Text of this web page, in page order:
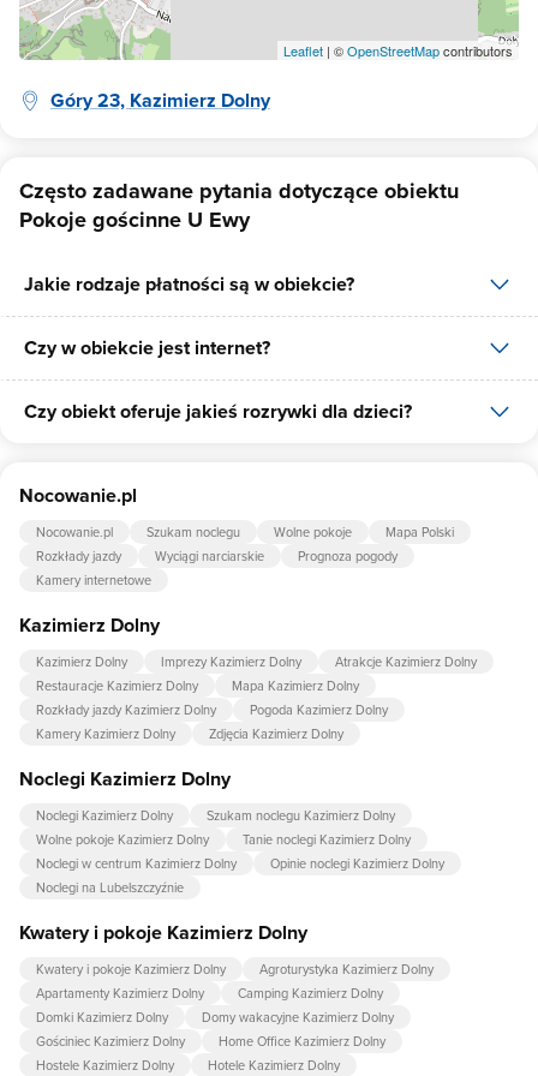
Leaflet | ©OpenStreetMapcontributors
Góry 23, Kazimierz Dolny
Często zadawane pytania dotyczące obiektu
Pokoje gościnne U Ewy
Jakie rodzaje płatności są w obiekcie?
W obiekcie dostępne są następujące formy płatności: gotówka,
płatność przelewem.
Czy w obiekcie jest internet?
Tak, Pokoje gościnne U Ewy udostępnia dla swoich gości internet.
Czy obiekt oferuje jakieś rozrywki dla dzieci?
piaskownica.
Nocowanie.pl
Nocowanie.pl Szukam noclegu Wolne pokoje
Mapa Polski
Rozkłady jazdy
Wyciągi narciarskie
Prognoza pogody
Kamery internetowe
Kazimierz Dolny
Kazimierz Dolny Imprezy Kazimierz Dolny
Atrakcje Kazimierz Dolny
Restauracje Kazimierz Dolny
Mapa Kazimierz Dolny
Rozkłady jazdy Kazimierz Dolny
Pogoda Kazimierz Dolny
Kamery Kazimierz Dolny
Zdjęcia Kazimierz Dolny
Noclegi Kazimierz Dolny
Noclegi Kazimierz Dolny
Szukam noclegu Kazimierz Dolny
Wolne pokoje Kazimierz Dolny
Tanie noclegi Kazimierz Dolny
Noclegi w centrum Kazimierz Dolny
Opinie noclegi Kazimierz Dolny
Noclegi na Lubelszczyźnie
Kwatery i pokoje Kazimierz Dolny
Kwatery i pokoje Kazimierz Dolny
Agroturystyka Kazimierz Dolny
Apartamenty Kazimierz Dolny
Camping Kazimierz Dolny
Domki Kazimierz Dolny
Domy wakacyjne Kazimierz Dolny
Gościniec Kazimierz Dolny
Home Office Kazimierz Dolny
Hostele Kazimierz Dolny
Hotele Kazimierz Dolny